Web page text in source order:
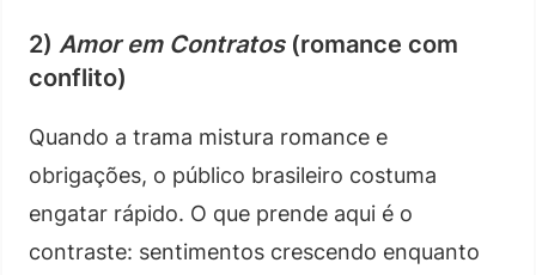
2) Amor em Contratos(romance com
conflito)
Quando a trama mistura romance e
obrigações, o público brasileiro costuma
engatar rápido. O que prende aqui é o
contraste: sentimentos crescendo enquanto